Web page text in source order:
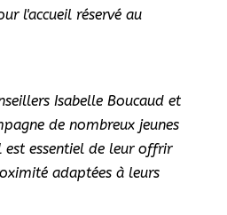
l'accueil réservé au
Isabelle Boucaud et
de nombreux jeunes
essentiel de leur offrir
adaptées à leurs